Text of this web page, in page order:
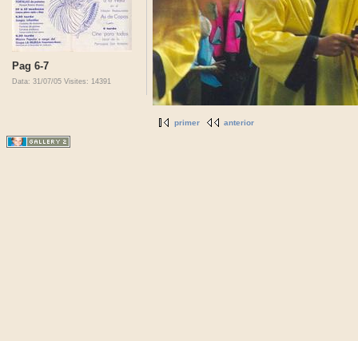
Pag 6-7
Data: 31/07/05 Visites: 14391
primer anterior